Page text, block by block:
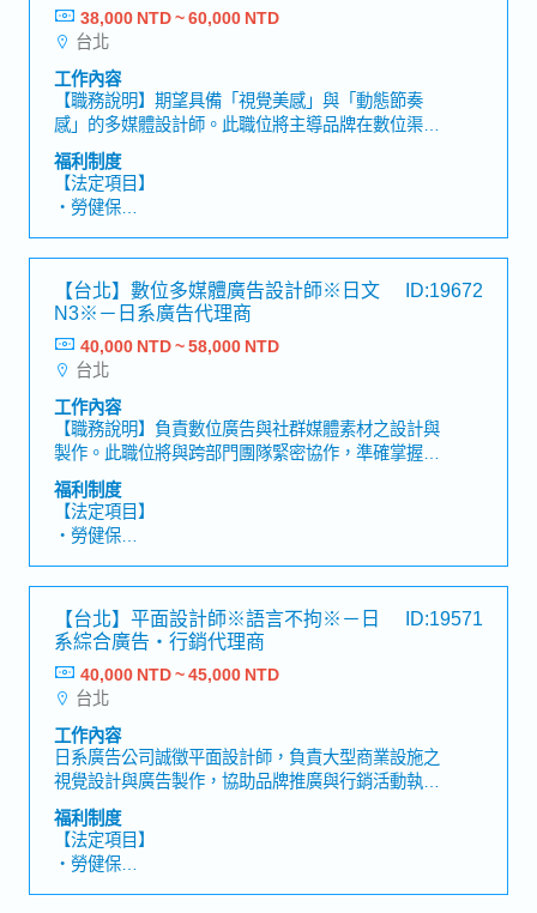
38,000 NTD ~ 60,000 NTD
台北
工作內容
【職務說明】期望具備「視覺美感」與「動態節奏
感」的多媒體設計師。此職位將主導品牌在數位渠道
的視覺面貌，打造兼具社群吸睛度與電商轉換力的廣
告素材。公司鼓勵團隊善用 AI 工具（如生成式 AI 圖
像/影音輔助）來激發靈感並優化工作流程，以專注於
核心的創意展現與質感提升。【工作內容】▶平面視
覺設計・負責美妝、保健食品之電商廣告視覺設計
（含社群素材、導流 Banner 等）。・網頁視覺設計
（包含一頁式 Landing Page、官方網站視覺規
劃）。・協助品牌線下印刷物設計（如 DM、產品型
錄、品牌卡片、節慶包裝等）。▶動態影像製作・負
責品牌之社群影音廣告企劃與剪輯（以 IG Reels、
TikTok、FB 等社群短影音為主）。・負責商品影音
素材拍攝（包含基礎燈光、運鏡與構圖）。・精準掌
握短影音節奏，包含 Hook（黃金前3秒）、字體動
效、流暢轉場與配樂適配度。
福利制度
【法定項目】
・勞健保
・各種休假（特別休假、婚假、喪假、生理假、產檢
假、陪產假、產假、育嬰假）
・退休金
【公司福利】
・年終獎金（依個人表現及公司業績浮動）
・人事考核調薪制度（1年2次）
・彈性居家辦公制度（在職半年後，享有1週1天遠端
工作）
・入社日起即享有3天特休
・生日假（在職滿一年後，生日的前後1個月內可獲
得生日假）
・結婚紀念日假
・暑假2日（若為新進同仁，需於6月底前通過試用
期）
・Refresh休假（在籍1年以上3天，2年以上每年5
天）
・Job Change制度
・新人研修、Skill Map培育
・業務改善提案制度
・健康檢查（2年1次）
【台北】數位多媒體廣告設計師※日文
N3※－日系廣告代理商
ID:19672
40,000 NTD ~ 58,000 NTD
台北
工作內容
【職務說明】負責數位廣告與社群媒體素材之設計與
製作。此職位將與跨部門團隊緊密協作，準確掌握客
戶需求，打造兼具視覺吸引力與實際轉換成效的廣告
素材。期待此職位能敏銳捕捉市場趨勢，將創意轉化
為具體的視覺表現，協助品牌精準傳遞核心訊息，實
現廣告效益最大化。【工作內容】▶視覺設計・負責
數位廣告視覺設計（涵蓋社群媒體素材、Banner、
EDM、Landing Page 等）。▶動態影像製作・主導
多媒體影音廣告之企劃與剪輯（以 Instagram
Reels、YouTube、Facebook 等社群短影音為
主）。・深入了解各大短影音平台之內容趨勢，精準
掌握影片「前段黃金秒數」之吸睛度。運用出色的視
覺節奏感、動態設計（Motion Graphics）與剪輯技
巧，產出符合社群傳播需求之高質量影音素材。▶團
隊溝通協作・具備優異的跨部門溝通能力，能與企
劃、AP（帳戶企劃/專案經理）等夥伴順暢協作。準
確梳理專案設計需求，將抽象的想法與策略轉化為具
備高影響力的視覺內容。【職缺魅力】・數據&創意
的實戰舞台，讓設計更具說服力・擁抱最新趨勢，技
福利制度
【法定項目】
・勞健保
・各種休假（特別休假、婚假、喪假、生理假、產檢
假、陪產假、產假、育嬰假）
・退休金
【福利制度】
・獎金：每年3次（約2～3個月，依業績、及個人表
現變動）
・人事升等考核：每年2次
・夏季特別休假（平均每年給予3～4天）
・公司成立紀念日休假一日
・彈性上下班
・彈性混合辦公（試用期後每週1～2天遠端）
・進修補助
・健康檢查
【台北】平面設計師※語言不拘※－日
系綜合廣告・行銷代理商
ID:19571
40,000 NTD ~ 45,000 NTD
台北
工作內容
日系廣告公司誠徵平面設計師，負責大型商業設施之
視覺設計與廣告製作，協助品牌推廣與行銷活動執
行。【工作內容】・大型商業設施年度活動、檔期之
視覺設計・海報、POP、傳單等宣傳物設計製作・平
面廣告、Web廣告、SNS社群素材設計・依據客戶需
求進行設計企劃與提案・與公司內部成員進行溝通協
調及專案進度管理・使用 Adobe Photoshop、
福利制度
【法定項目】
・勞健保